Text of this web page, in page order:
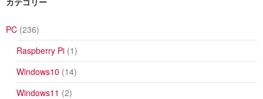
PC (236)
Raspberry Pi (1)
Windows10 (14)
Windows11 (2)